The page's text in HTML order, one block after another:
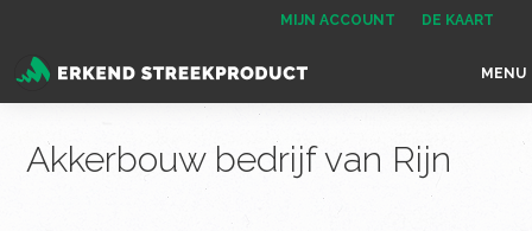
naar
de
naar
de
inhoud
naar
de
MIJN ACCOUNT DE KAART
Erkend
het
enige
onafhankelijke
MENU
Akkerbouw bedrijf van Rijn